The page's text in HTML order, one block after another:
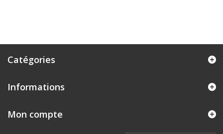
Catégories
Informations
Mon compte